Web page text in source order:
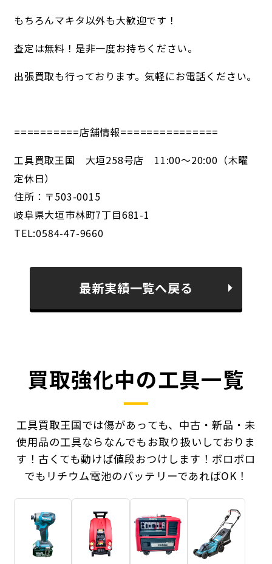
もちろんマキタ以外も大歓迎です！
査定は無料！是非一度お持ちください。
出張買取も行っております。気軽にお電話ください。
==========店舗情報===============
工具買取王国 大垣258号店 11:00～20:00（木曜
定休日）
住所：〒503-0015
岐阜県大垣市林町7丁目681-1
TEL:0584-47-9660
最新実績一覧へ戻る
買取強化中の工具一覧
工具買取王国では傷があっても、中古・新品・未
使用品の工具ならなんでもお取り扱いしておりま
す！ 古くても動けば値段おつけします！ボロボロ
でもリチウム電池のバッテリーであればOK！